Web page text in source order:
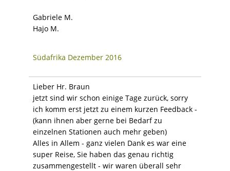
Gabriele M.
Hajo M.
Südafrika Dezember 2016
Lieber Hr. Braun
jetzt sind wir schon einige Tage zurück, sorry
ich komm erst jetzt zu einem kurzen Feedback -
(kann ihnen aber gerne bei Bedarf zu
einzelnen Stationen auch mehr geben)
Alles in Allem - ganz vielen Dank es war eine
super Reise, Sie haben das genau richtig
zusammengestellt - wir waren überall sehr